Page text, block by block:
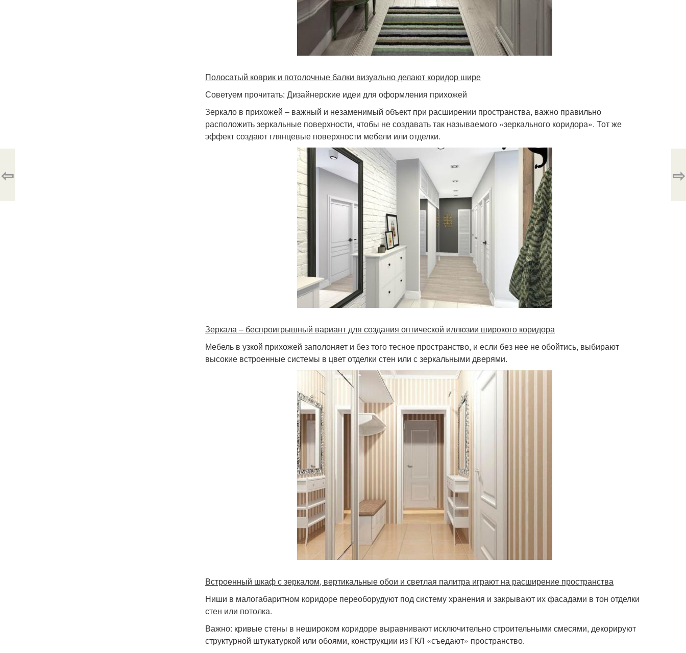
Полосатый коврик и потолочные балки визуально делают коридор шире
Советуем прочитать: Дизайнерские идеи для оформления прихожей
Зеркало в прихожей – важный и незаменимый объект при расширении пространства, важно правильно
расположить зеркальные поверхности, чтобы не создавать так называемого «зеркального коридора». Тот же
эффект создают глянцевые поверхности мебели или отделки.
Зеркала – беспроигрышный вариант для создания оптической иллюзии широкого коридора
Мебель в узкой прихожей заполоняет и без того тесное пространство, и если без нее не обойтись, выбирают
высокие встроенные системы в цвет отделки стен или с зеркальными дверями.
Встроенный шкаф с зеркалом, вертикальные обои и светлая палитра играют на расширение пространства
Ниши в малогабаритном коридоре переоборудуют под систему хранения и закрывают их фасадами в тон отделки
стен или потолка.
Важно: кривые стены в нешироком коридоре выравнивают исключительно строительными смесями, декорируют
структурной штукатуркой или обоями, конструкции из ГКЛ «съедают» пространство.
⇦ ⇨